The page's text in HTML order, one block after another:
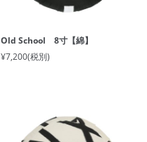
Old School 8寸【綿】
¥7,200(税別)